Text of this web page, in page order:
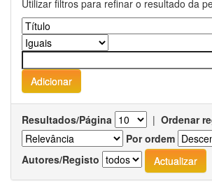
Utilizar filtros para refinar o resultado da
Resultados/Página | Ordenar
Por ordem
Autores/Registo